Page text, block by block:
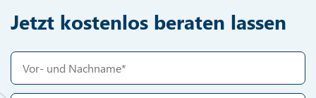
Jetzt kostenlos beraten lassen